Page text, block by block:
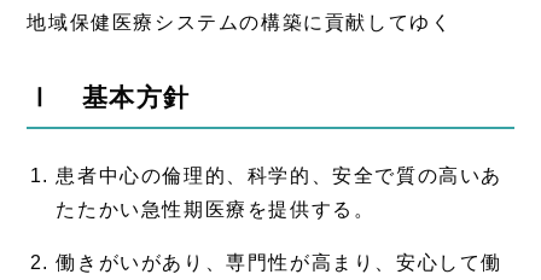
地域保健医療システムの構築に貢献してゆく
Ⅰ 基本方針
患者中心の倫理的、科学的、安全で質の高いあ
たたかい急性期医療を提供する。
働きがいがあり、専門性が高まり、安心して働